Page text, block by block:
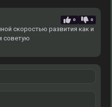
0 0
скоростью развития как и
советую